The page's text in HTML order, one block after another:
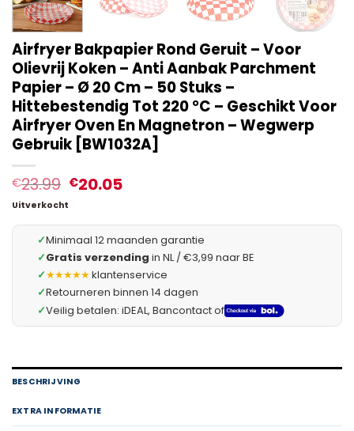
Airfryer Bakpapier Rond Geruit – Voor
Olievrij Koken – Anti Aanbak Parchment
Papier – Ø 20 Cm – 50 Stuks –
Hittebestendig Tot 220 °C – Geschikt Voor
Airfryer Oven En Magnetron – Wegwerp
Gebruik [BW1032A]
€23.99 €20.05
Uitverkocht
✓Minimaal 12 maanden garantie
✓Gratis verzending in NL / €3,99 naar BE
✓★★★★★klantenservice
✓Retourneren binnen 14 dagen
✓Veilig betalen: iDEAL, Bancontact of
BESCHRIJVING
EXTRA INFORMATIE